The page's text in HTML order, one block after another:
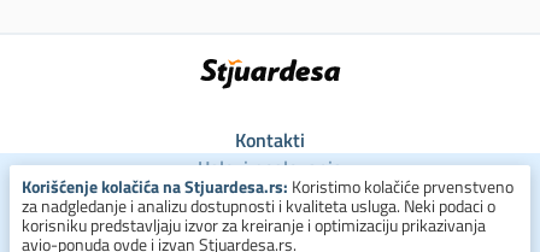
Kontakti
Uslovi poslovanja
Uslovi za kolačiće
Zaštita ličnih podataka
Korišćenje kolačića na Stjuardesa.rs: Koristimo kolačiće prvenstveno
za nadgledanje i analizu dostupnosti i kvaliteta usluga. Neki podaci o
korisniku predstavljaju izvor za kreiranje i optimizaciju prikazivanja
avio-ponuda ovde i izvan Stjuardesa.rs.